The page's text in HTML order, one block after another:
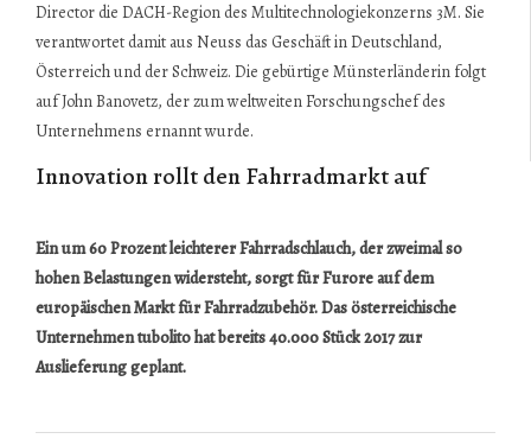
Director die DACH-Region des Multitechnologiekonzerns 3M. Sie
verantwortet damit aus Neuss das Geschäft in Deutschland,
Österreich und der Schweiz. Die gebürtige Münsterländerin folgt
auf John Banovetz, der zum weltweiten Forschungschef des
Unternehmens ernannt wurde.
Innovation rollt den Fahrradmarkt auf
Ein um 60 Prozent leichterer Fahrradschlauch, der zweimal so
hohen Belastungen widersteht, sorgt für Furore auf dem
europäischen Markt für Fahrradzubehör. Das österreichische
Unternehmen tubolito hat bereits 40.000 Stück 2017 zur
Auslieferung geplant.